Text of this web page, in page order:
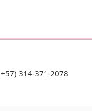
314-371-2078